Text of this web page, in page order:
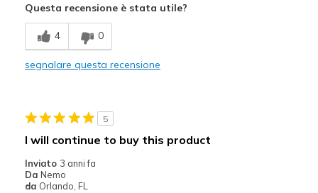
Breathe Well
Comfortable
Migliori Utilizzi:
Width
Questa recensione è stata utile?
4 0
segnalare questa recensione
5
I will continue to buy this product
Inviato 3 anni fa
Da Nemo
da Orlando, FL